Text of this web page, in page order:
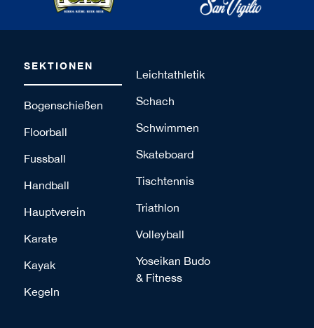
SEKTIONEN
Bogenschießen
Floorball
Fussball
Handball
Hauptverein
Karate
Kayak
Kegeln
Leichtathletik
Schach
Schwimmen
Skateboard
Tischtennis
Triathlon
Volleyball
Yoseikan Budo
& Fitness